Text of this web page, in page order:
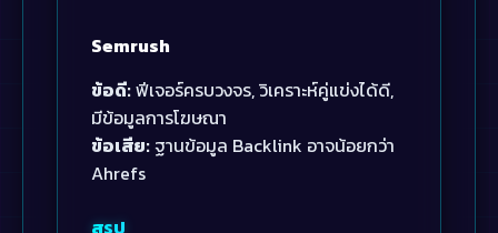
Semrush
ข้อดี:ฟีเจอร์ครบวงจร, วิเคราะห์คู่แข่งได้ดี,
มีข้อมูลการโฆษณา
ข้อเสีย:ฐานข้อมูล Backlink อาจน้อยกว่า
Ahrefs
สรุป